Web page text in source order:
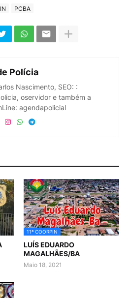
PCBA
Polícia
Nascimento, SEO: :
oservidor e também a
agendapolicial
11ª COORPIN
LUÍS EDUARDO
MAGALHÃES/BA
Maio 18, 2021